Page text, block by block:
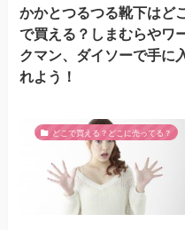
かかとつるつる靴下はど
で買える？しまむらやワ
クマン、ダイソーで手に
れよう！
どこで買える？どこに売ってる？